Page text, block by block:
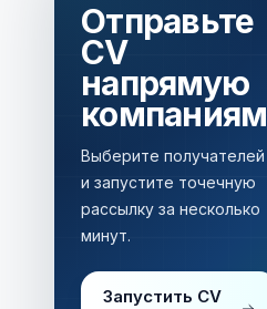
Отправьте
CV
напрямую
компаниям
Выберите получателей
и запустите точечную
рассылку за несколько
минут.
Запустить CV